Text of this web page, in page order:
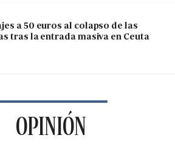
a 50 euros al colapso de las
tras la entrada masiva en Ceuta
OPINIÓN